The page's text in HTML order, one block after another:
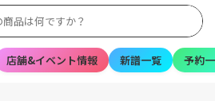
店舗&イベント情報 新譜一覧 予約